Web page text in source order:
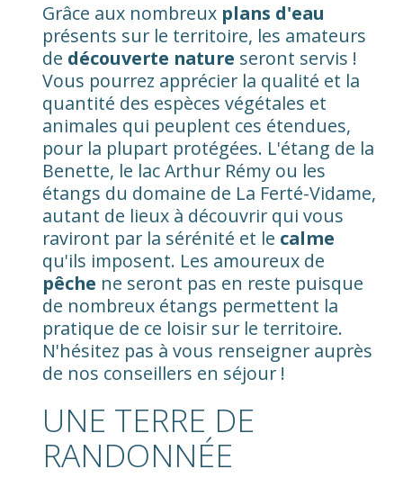
Grâce aux nombreux plans d'eau
présents sur le territoire, les amateurs
de découverte nature seront servis !
Vous pourrez apprécier la qualité et la
quantité des espèces végétales et
animales qui peuplent ces étendues,
pour la plupart protégées. L'étang de la
Benette, le lac Arthur Rémy ou les
étangs du domaine de La Ferté-Vidame,
autant de lieux à découvrir qui vous
raviront par la sérénité et le calme
qu'ils imposent. Les amoureux de
pêche ne seront pas en reste puisque
de nombreux étangs permettent la
pratique de ce loisir sur le territoire.
N'hésitez pas à vous renseigner auprès
de nos conseillers en séjour !
UNE TERRE DE
RANDONNÉE